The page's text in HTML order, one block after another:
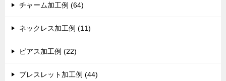
チャーム加工例 (64)
ネックレス加工例 (11)
ピアス加工例 (22)
ブレスレット加工例 (44)